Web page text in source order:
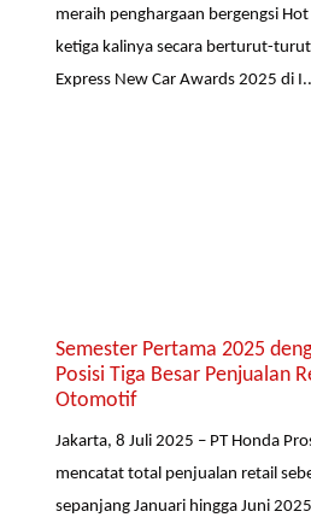
meraih penghargaan bergengsi
ketiga kalinya secara berturut-
Express New Car Awards 2025 di
Semester Pertama 2025
Posisi Tiga Besar Penjualan
Otomotif
Jakarta, 8 Juli 2025 – PT Honda
mencatat total penjualan retail
sepanjang Januari hingga Juni